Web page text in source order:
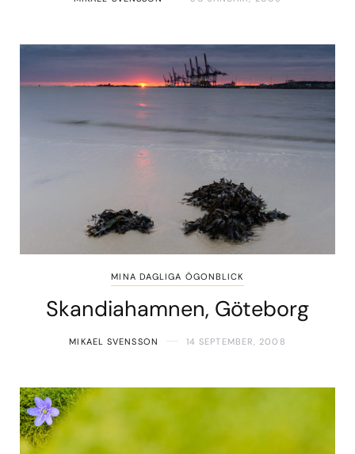
MINA DAGLIGA ÖGONBLICK
Skandiahamnen, Göteborg
MIKAEL SVENSSON 14 SEPTEMBER, 2008